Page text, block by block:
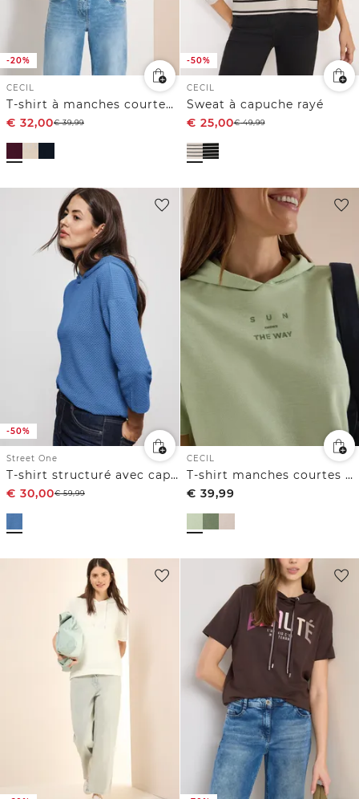
-20%
CECIL
T-shirt à manches courtes avec capuche et inscriptions
€ 32,00€39,99
-50%
CECIL
Sweat à capuche rayé
€ 25,00€49,99
-50%
Street One
T-shirt structuré avec capuche
€ 30,00€59,99
CECIL
T-shirt manches courtes à capuche et inscription
€ 39,99